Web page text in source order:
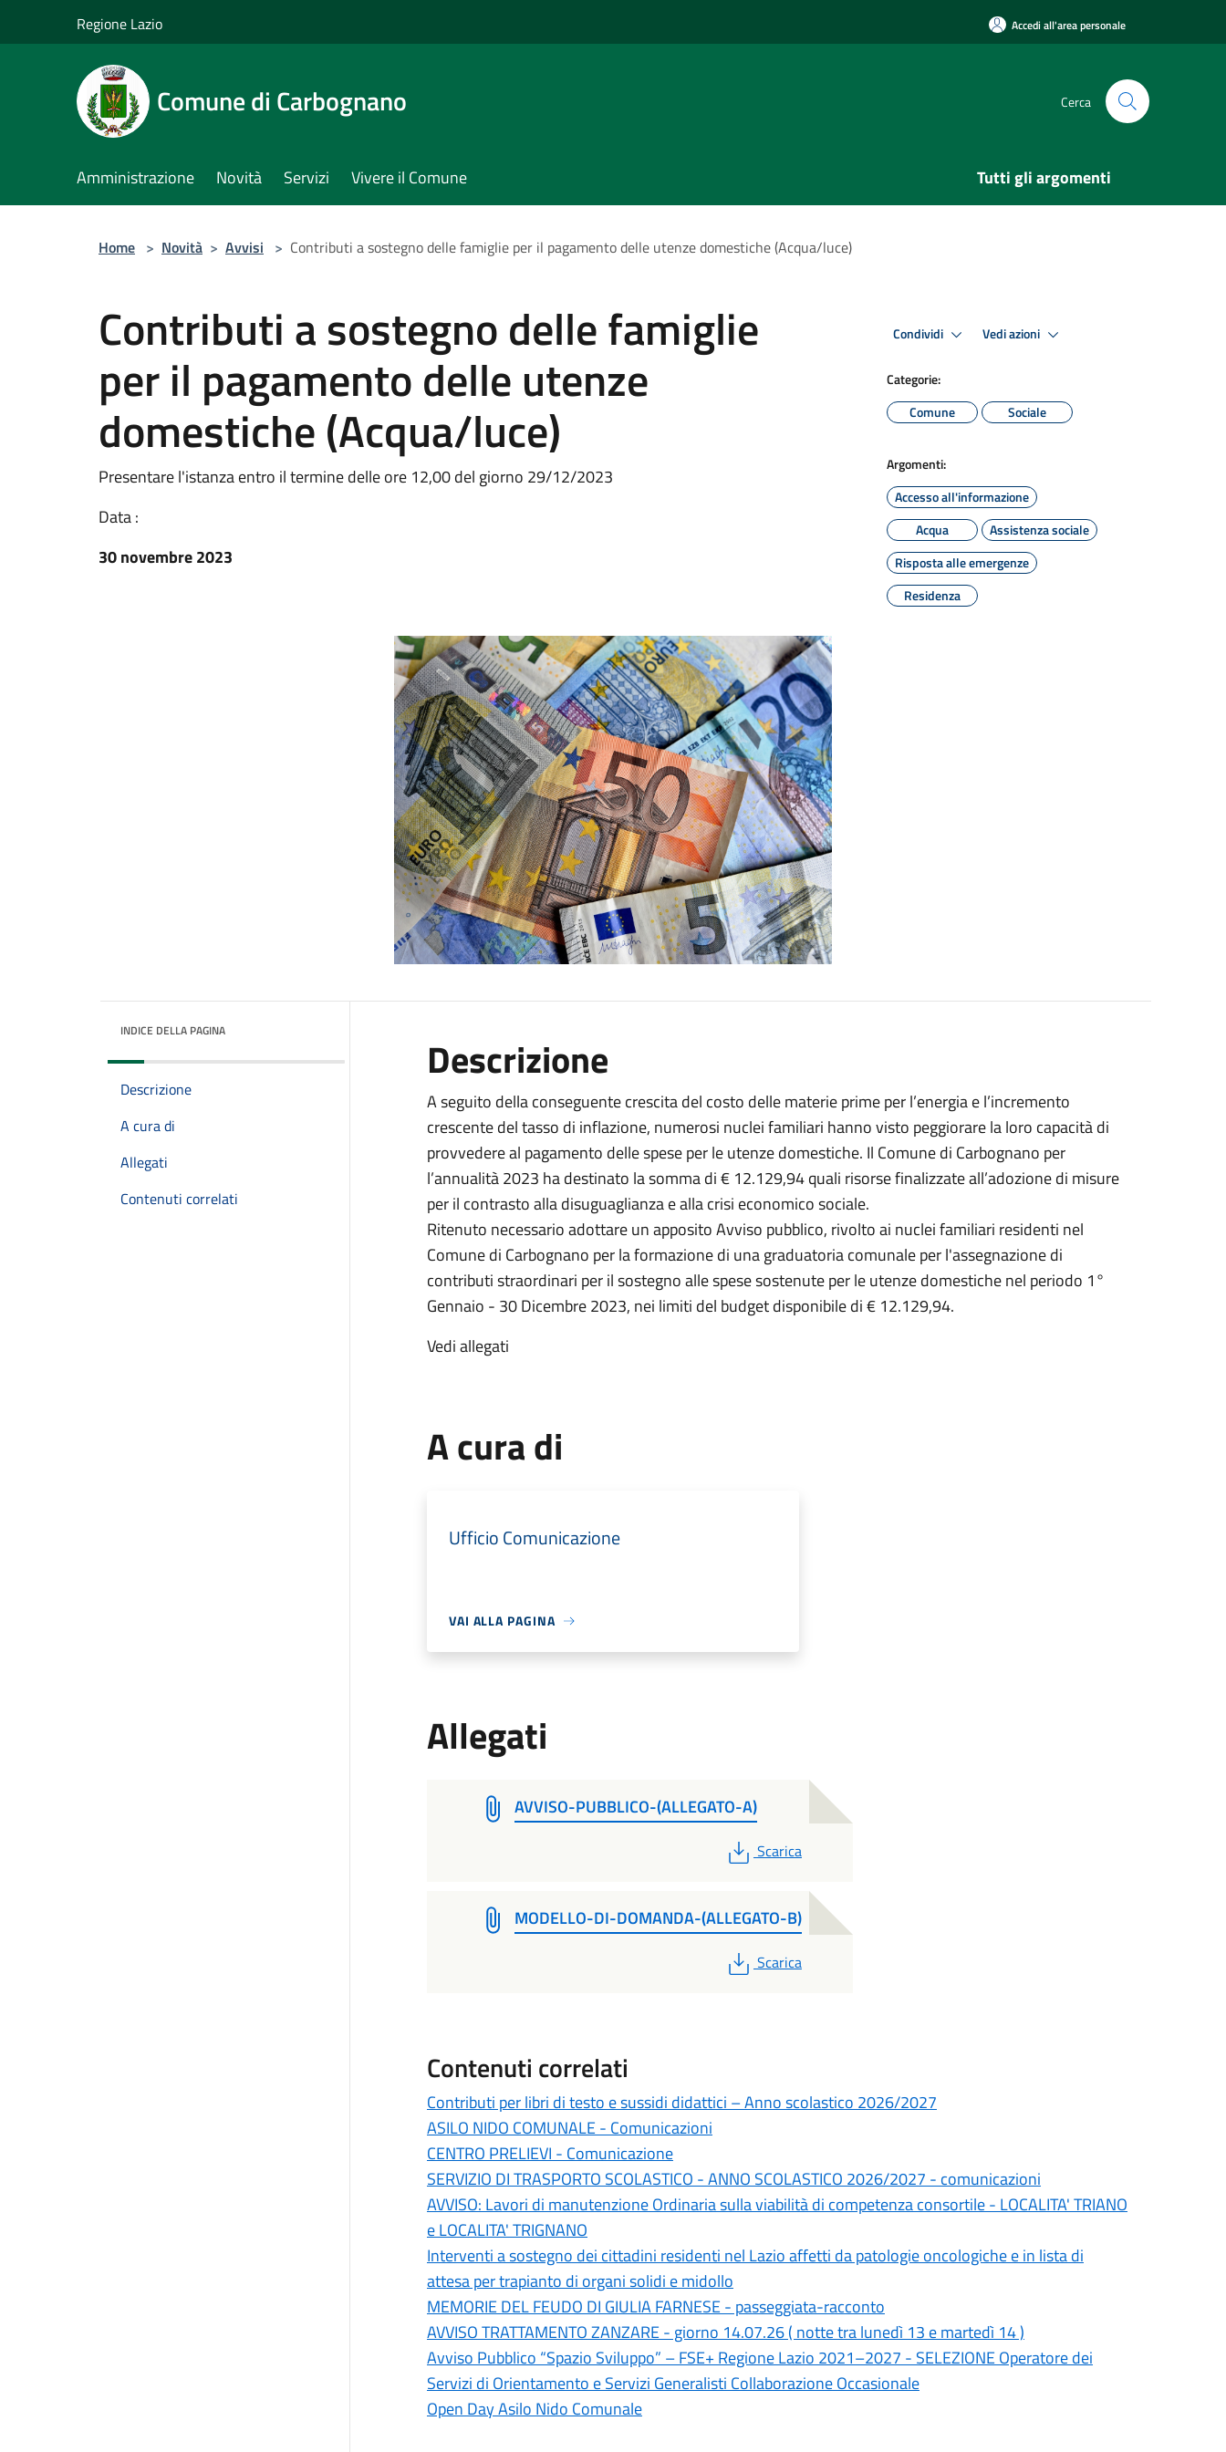
Regione Lazio Accedi all'area personale
Comune di Carbognano Cerca
Amministrazione Novità Servizi Vivere il Comune Tutti gli argomenti
Home > Novità > Avvisi > Contributi a sostegno delle famiglie per il pagamento delle utenze domestiche (Acqua/luce)
Contributi a sostegno delle famiglie
per il pagamento delle utenze
domestiche (Acqua/luce)
Presentare l'istanza entro il termine delle ore 12,00 del giorno 29/12/2023
Data :
30 novembre 2023
Condividi Vedi azioni
Categorie:
Comune
Sociale
Argomenti:
Accesso all'informazione
Acqua
Assistenza sociale
Risposta alle emergenze
Residenza
INDICE DELLA PAGINA
Descrizione
A cura di
Allegati
Contenuti correlati
Descrizione
A seguito della conseguente crescita del costo delle materie prime per l’energia e l’incremento
crescente del tasso di inflazione, numerosi nuclei familiari hanno visto peggiorare la loro capacità di
provvedere al pagamento delle spese per le utenze domestiche. Il Comune di Carbognano per
l’annualità 2023 ha destinato la somma di € 12.129,94 quali risorse finalizzate all’adozione di misure
per il contrasto alla disuguaglianza e alla crisi economico sociale.
Ritenuto necessario adottare un apposito Avviso pubblico, rivolto ai nuclei familiari residenti nel
Comune di Carbognano per la formazione di una graduatoria comunale per l'assegnazione di
contributi straordinari per il sostegno alle spese sostenute per le utenze domestiche nel periodo 1°
Gennaio - 30 Dicembre 2023, nei limiti del budget disponibile di € 12.129,94.
Vedi allegati
A cura di
Ufficio Comunicazione
VAI ALLA PAGINA
Allegati
AVVISO-PUBBLICO-(ALLEGATO-A)
PDF
Scarica
MODELLO-DI-DOMANDA-(ALLEGATO-B)
PDF
Scarica
Contenuti correlati
Contributi per libri di testo e sussidi didattici – Anno scolastico 2026/2027
ASILO NIDO COMUNALE - Comunicazioni
CENTRO PRELIEVI - Comunicazione
SERVIZIO DI TRASPORTO SCOLASTICO - ANNO SCOLASTICO 2026/2027 - comunicazioni
AVVISO: Lavori di manutenzione Ordinaria sulla viabilità di competenza consortile - LOCALITA' TRIANO
e LOCALITA' TRIGNANO
Interventi a sostegno dei cittadini residenti nel Lazio affetti da patologie oncologiche e in lista di
attesa per trapianto di organi solidi e midollo
MEMORIE DEL FEUDO DI GIULIA FARNESE - passeggiata-racconto
AVVISO TRATTAMENTO ZANZARE - giorno 14.07.26 ( notte tra lunedì 13 e martedì 14 )
Avviso Pubblico “Spazio Sviluppo” – FSE+ Regione Lazio 2021–2027 - SELEZIONE Operatore dei
Servizi di Orientamento e Servizi Generalisti Collaborazione Occasionale
Open Day Asilo Nido Comunale